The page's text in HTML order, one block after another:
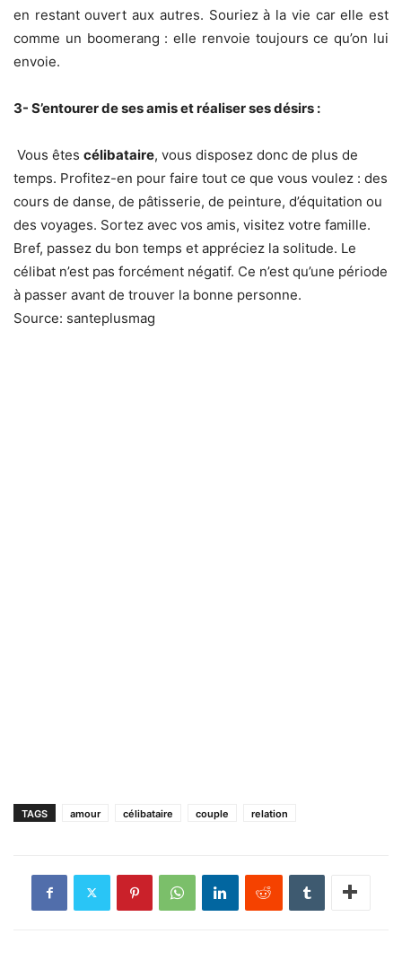
en restant ouvert aux autres. Souriez à la vie car elle est
comme un boomerang : elle renvoie toujours ce qu’on lui
envoie.
3- S’entourer de ses amis et réaliser ses désirs :
Vous êtes célibataire, vous disposez donc de plus de
temps. Profitez-en pour faire tout ce que vous voulez : des
cours de danse, de pâtisserie, de peinture, d’équitation ou
des voyages. Sortez avec vos amis, visitez votre famille.
Bref, passez du bon temps et appréciez la solitude. Le
célibat n’est pas forcément négatif. Ce n’est qu’une période
à passer avant de trouver la bonne personne.
Source: santeplusmag
TAGS amour célibataire couple relation